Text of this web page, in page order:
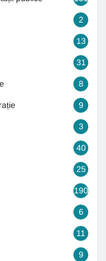
2
13
31
8
9
3
40
25
190
6
11
9